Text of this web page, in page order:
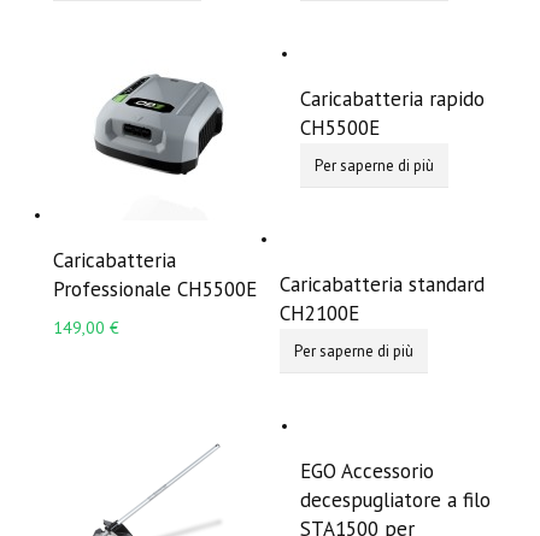
Caricabatteria
Professionale CH5500E
149,00 €
Caricabatteria rapido
CH5500E
Per saperne di più
Caricabatteria standard
CH2100E
Per saperne di più
EGO Accessorio
decespugliatore a filo
STA1500 per